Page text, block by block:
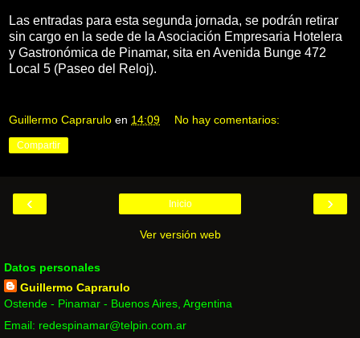
Las entradas para esta segunda jornada, se podrán retirar
sin cargo en la sede de la Asociación Empresaria Hotelera
y Gastronómica de Pinamar, sita en Avenida Bunge 472
Local 5 (Paseo del Reloj).
Guillermo Caprarulo en 14:09 No hay comentarios:
Compartir
‹ ›
Inicio
Ver versión web
Datos personales
Guillermo Caprarulo
Ostende - Pinamar - Buenos Aires, Argentina
Email: redespinamar@telpin.com.ar